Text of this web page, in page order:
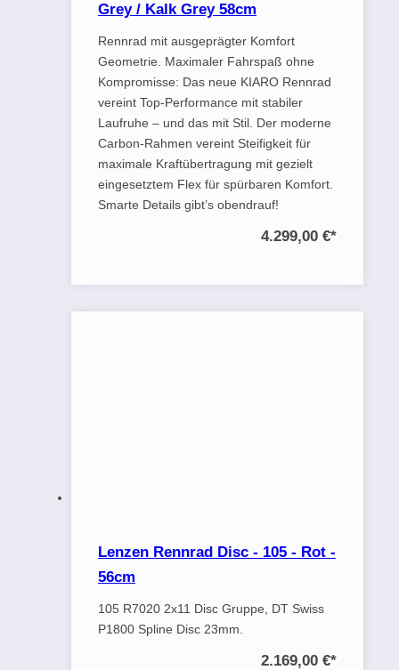
Grey / Kalk Grey 58cm
Rennrad mit ausgeprägter Komfort
Geometrie. Maximaler Fahrspaß ohne
Kompromisse: Das neue KIARO Rennrad
vereint Top-Performance mit stabiler
Laufruhe – und das mit Stil. Der moderne
Carbon-Rahmen vereint Steifigkeit für
maximale Kraftübertragung mit gezielt
eingesetztem Flex für spürbaren Komfort.
Smarte Details gibt’s obendrauf!
4.299,00 €*
Lenzen Rennrad Disc - 105 - Rot -
56cm
105 R7020 2x11 Disc Gruppe, DT Swiss
P1800 Spline Disc 23mm.
2.169,00 €*